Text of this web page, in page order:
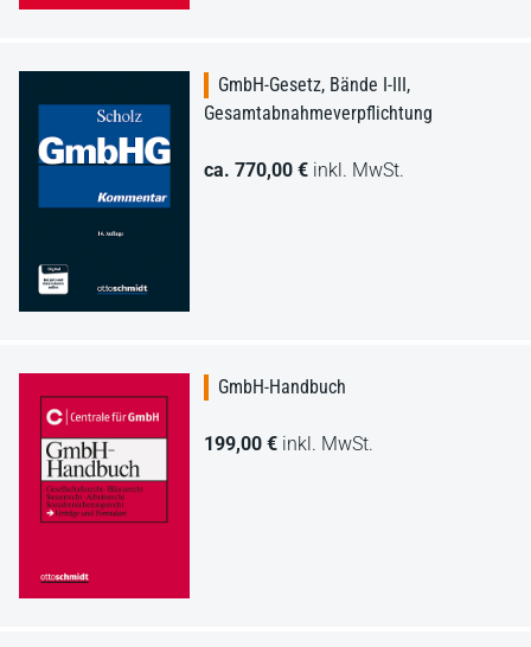
GmbH-Gesetz, Bände I-III,
Gesamtabnahmeverpflichtung
ca. 770,00 € inkl. MwSt.
GmbH-Handbuch
199,00 € inkl. MwSt.